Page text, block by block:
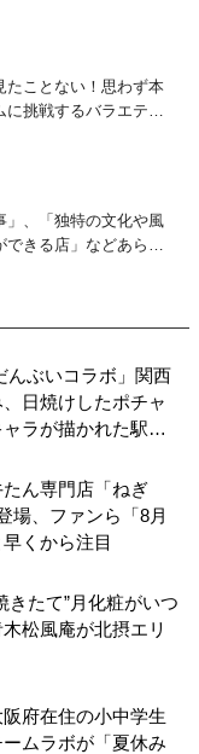
んぶいコラボ」関西
日焼けしたポチャ
ラが描かれた駅弁
たん専門店「ねぎ
場、ファンら「8月
くから注目
きたて”月化粧がいつ
松風庵が北摂エリ
府在住の小中学生
ムラボが「夏休み
ダを張って挑む！
たことない！思わず本
挑戦するバラエティ
」、「独特の文化や風
できる店」などあらゆ
題にちゃちゃを入れ
し出したトークバラ